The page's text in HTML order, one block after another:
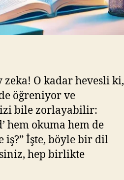
O kadar hevesli ki,
öğreniyor ve
bile zorlayabilir:
hem okuma hem de
iş?” İşte, böyle bir dil
hep birlikte